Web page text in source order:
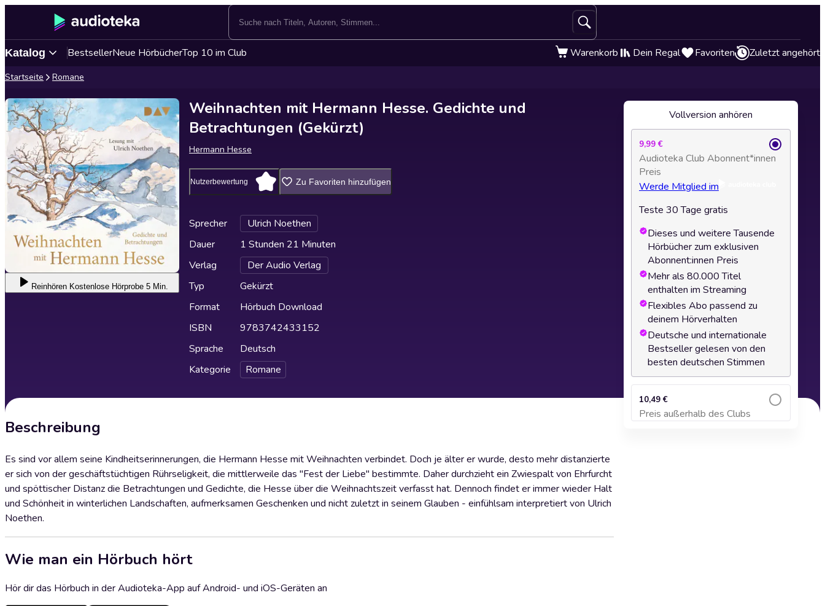
Katalog BestsellerNeue HörbücherTop 10 im Club Warenkorb Dein Regal Favoriten Zuletzt angehört
Startseite Romane
Reinhören Kostenlose Hörprobe 5 Min.
Weihnachten mit Hermann Hesse. Gedichte und
Betrachtungen (Gekürzt)
Hermann Hesse
Nutzerbewertung Zu Favoriten hinzufügen
Sprecher
Ulrich Noethen
Dauer
1 Stunden 21 Minuten
Verlag
Der Audio Verlag
Typ
Gekürzt
Format
Hörbuch Download
ISBN
9783742433152
Sprache
Deutsch
Kategorie
Romane
Beschreibung
Es sind vor allem seine Kindheitserinnerungen, die Hermann Hesse mit Weihnachten verbindet. Doch je älter er wurde, desto mehr distanzierte
er sich von der geschäftstüchtigen Rührseligkeit, die mittlerweile das "Fest der Liebe" bestimmte. Daher durchzieht ein Zwiespalt von Ehrfurcht
und spöttischer Distanz die Betrachtungen und Gedichte, die Hesse über die Weihnachtszeit verfasst hat. Dennoch findet er immer wieder Halt
und Schönheit in winterlichen Landschaften, aufmerksamen Geschenken und nicht zuletzt in seinem Glauben - einfühlsam interpretiert von Ulrich
Noethen.
Wie man ein Hörbuch hört
Hör dir das Hörbuch in der Audioteka-App auf Android- und iOS-Geräten an
Vollversion anhören
9,99 €
Audioteka Club Abonnent*innen
Preis
Werde Mitglied im
Teste 30 Tage gratis
Dieses und weitere Tausende
Hörbücher zum exklusiven
Abonnent:innen Preis
Mehr als 80.000 Titel
enthalten im Streaming
Flexibles Abo passend zu
deinem Hörverhalten
Deutsche und internationale
Bestseller gelesen von den
besten deutschen Stimmen
10,49 €
Preis außerhalb des Clubs
Zum Warenkorb hinzufügen